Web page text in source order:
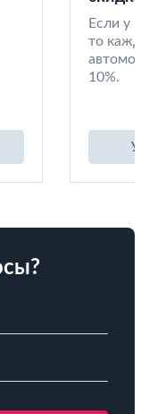
Если у
то
10%.